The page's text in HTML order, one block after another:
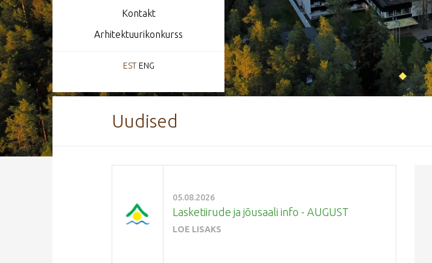
Kontakt
Arhitektuurikonkurss
EST ENG
Uudised
05.08.2026
Lasketiirude ja jõusaali info - AUGUST
LOE LISAKS